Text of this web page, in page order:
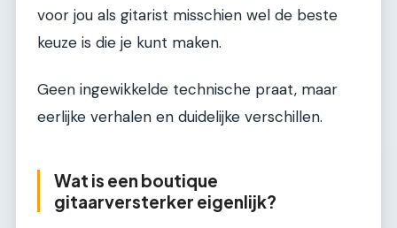
voor jou als gitarist misschien wel de beste
keuze is die je kunt maken.
Geen ingewikkelde technische praat, maar
eerlijke verhalen en duidelijke verschillen.
Wat is een boutique
gitaarversterker eigenlijk?